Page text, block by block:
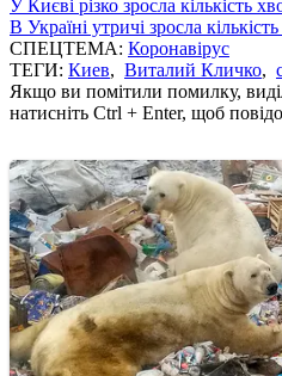
У Києві різко зросла кількість
В Україні утричі зросла
СПЕЦТЕМА: Коронавірус
ТЕГИ: Киев, Виталий Кличко,
Якщо ви помітили помилку,
натисніть Ctrl + Enter, щоб